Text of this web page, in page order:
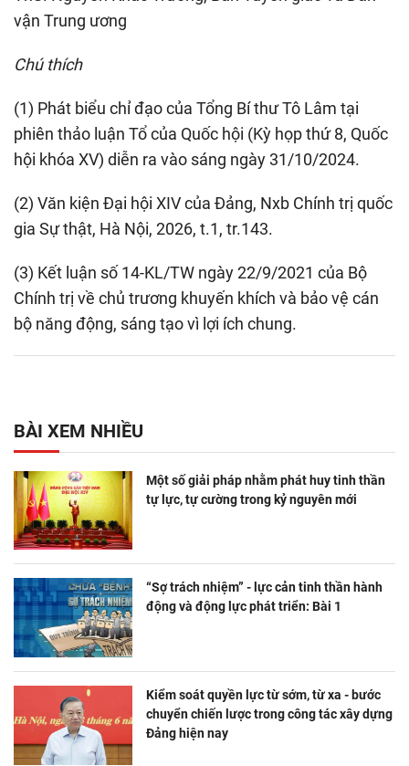
vận Trung ương
Chú thích
(1) Phát biểu chỉ đạo của Tổng Bí thư Tô Lâm tại
phiên thảo luận Tổ của Quốc hội (Kỳ họp thứ 8, Quốc
hội khóa XV) diễn ra vào sáng ngày 31/10/2024.
(2) Văn kiện Đại hội XIV của Đảng, Nxb Chính trị quốc
gia Sự thật, Hà Nội, 2026, t.1, tr.143.
(3) Kết luận số 14-KL/TW ngày 22/9/2021 của Bộ
Chính trị về chủ trương khuyến khích và bảo vệ cán
bộ năng động, sáng tạo vì lợi ích chung.
BÀI XEM NHIỀU
Một số giải pháp nhằm phát huy tinh thần
tự lực, tự cường trong kỷ nguyên mới
“Sợ trách nhiệm” - lực cản tinh thần hành
động và động lực phát triển: Bài 1
Kiểm soát quyền lực từ sớm, từ xa - bước
chuyển chiến lược trong công tác xây dựng
Đảng hiện nay